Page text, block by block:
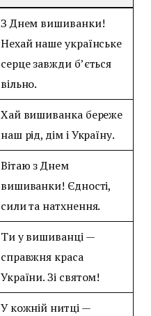
З Днем вишиванки!
Нехай наше українське
серце завжди б’ється
вільно.
Хай вишиванка береже
наш рід, дім і Україну.
Вітаю з Днем
вишиванки! Єдності,
сили та натхнення.
Ти у вишиванці —
справжня краса
України. Зі святом!
У кожній нитці —